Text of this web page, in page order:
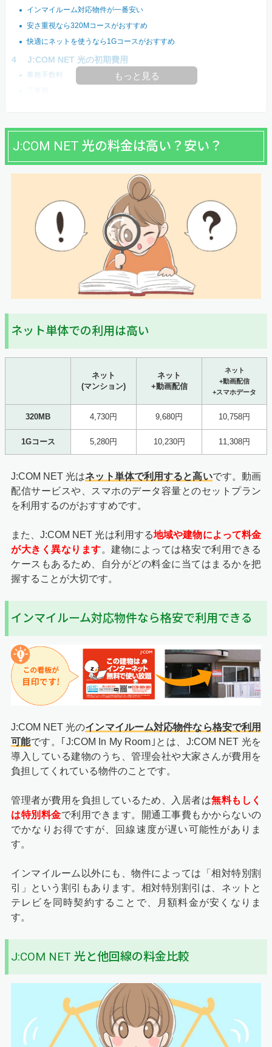
インマイルーム対応物件が一番安い
安さ重視なら320Mコースがおすすめ
快適にネットを使うなら1Gコースがおすすめ
J:COM NET 光の初期費用
事務手数料
もっと見る
J:COM NET 光の料金は高い？安い？
ネット単体での利用は高い
ネット
(マンション)
ネット
+動画配信
ネット
+動画配信
+スマホデータ
320MB 4,730円 9,680円 10,758円
1Gコース 5,280円 10,230円 11,308円
J:COM NET 光はネット単体で利用すると高いです。動画
配信サービスや、スマホのデータ容量とのセットプラン
を利用するのがおすすめです。
また、J:COM NET 光は利用する地域や建物によって料金
が大きく異なります。建物によっては格安で利用できる
ケースもあるため、自分がどの料金に当てはまるかを把
握することが大切です。
インマイルーム対応物件なら格安で利用できる
J:COM NET 光のインマイルーム対応物件なら格安で利用
可能です。｢J:COM In My Room｣とは、J:COM NET 光を
導入している建物のうち、管理会社や大家さんが費用を
負担してくれている物件のことです。
管理者が費用を負担しているため、入居者は無料もしく
は特別料金で利用できます。開通工事費もかからないの
でかなりお得ですが、回線速度が遅い可能性がありま
す。
インマイルーム以外にも、物件によっては「相対特別割
引」という割引もあります。相対特別割引は、ネットと
テレビを同時契約することで、月額料金が安くなりま
す。
J:COM NET 光と他回線の料金比較